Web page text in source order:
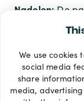
We use
social media
share
media,
Nadelen: De
tussen